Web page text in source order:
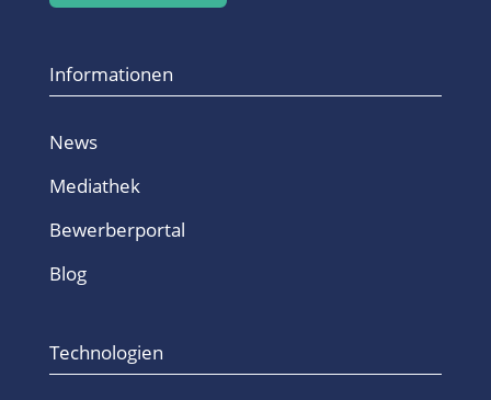
Informationen
News
Mediathek
Bewerberportal
Blog
Technologien